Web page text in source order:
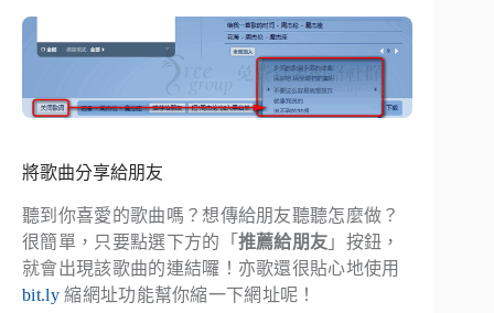
將歌曲分享給朋友
聽到你喜愛的歌曲嗎？想傳給朋友聽聽怎麼做？
很簡單，只要點選下方的「 推薦給朋友 」按鈕，
就會出現該歌曲的連結囉！亦歌還很貼心地使用
bit.ly縮網址功能幫你縮一下網址呢！